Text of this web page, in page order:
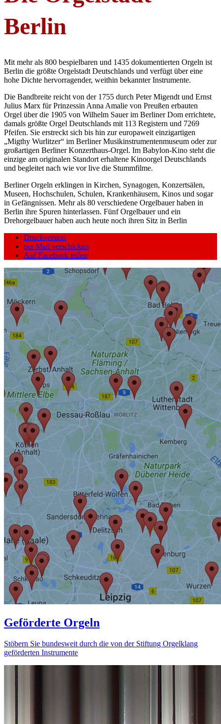
Berlin
Mit mehr als 800 bespielbaren und 1435 dokumentierten Orgeln ist
Berlin die größte Orgelstadt Deutschlands und verfügt über eine
hohe Dichte hervorragender, weithin bekannter Instrumente.
Die Bandbreite reicht von der 1755 durch Peter Migendt und Ernst
Julius Marx für Prinzessin Anna Amalie von Preußen erbauten
Orgel über die 1905 von Wilhelm Sauer im Berliner Dom errichtete,
damals größte Orgel Deutschlands mit 113 Registern und 7269
Pfeifen. Sie erstreckt sich bis hin zur europaweit einzigartigen
„Migthy Wurlitzer“ im Berliner Musikinstrumentenmuseum oder zur
großartigen Berliner Konzerthaus-Orgel. Im Babylon-Kino steht die
einzige am originalen Standort erhaltene Kinoorgel Deutschlands
und begleitet nach wie vor live die Stummfilme.
Berliner Orgeln erklingen in Kirchen, Synagogen, Konzertsälen,
Museen, Hochschulen, Schulen, Krankenhäusern, Kinos und sogar
in Gefängnissen. Mehr als 80 verschiedene Orgelbauer haben in
Berlin ihre Spuren hinterlassen. Fünf Orgelbauer und ein
Drehorgelbauer haben auch heute noch ihren Sitz in Berlin
Druckversion
per Mail verschicken
Auf Facebook teilen
Geförderte Orgeln
Stöbern Sie bundesweit durch die von der Stiftung Orgelklang
geförderten Instrumente